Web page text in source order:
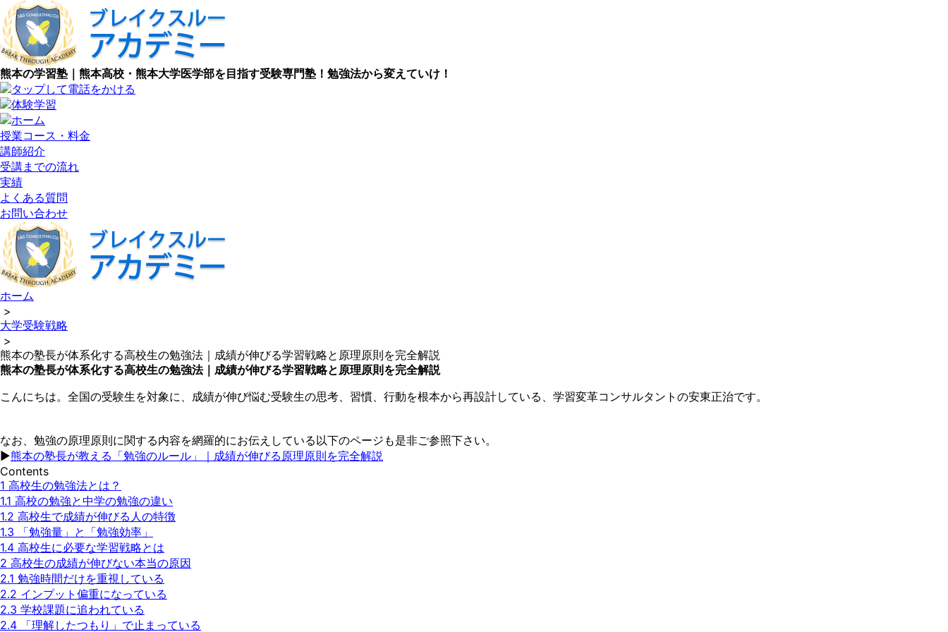
熊本の学習塾｜熊本高校・熊本大学医学部を目指す受験専門塾！勉強法から変えていけ！
授業コース・料金
講師紹介
受講までの流れ
実績
よくある質問
お問い合わせ
ホーム
>
大学受験戦略
>
熊本の塾長が体系化する高校生の勉強法｜成績が伸びる学習戦略と原理原則を完全解説
熊本の塾長が体系化する高校生の勉強法｜成績が伸びる学習戦略と原理原則を完全解説
こんにちは。全国の受験生を対象に、成績が伸び悩む受験生の思考、習慣、行動を根本から再設計している、学習変革コンサルタントの安東正治です。
なお、勉強の原理原則に関する内容を網羅的にお伝えしている以下のページも是非ご参照下さい。
▶︎熊本の塾長が教える「勉強のルール」｜成績が伸びる原理原則を完全解説
Contents
1 高校生の勉強法とは？
1.1 高校の勉強と中学の勉強の違い
1.2 高校生で成績が伸びる人の特徴
1.3 「勉強量」と「勉強効率」
1.4 高校生に必要な学習戦略とは
2 高校生の成績が伸びない本当の原因
2.1 勉強時間だけを重視している
2.2 インプット偏重になっている
2.3 学校課題に追われている
2.4 「理解したつもり」で止まっている